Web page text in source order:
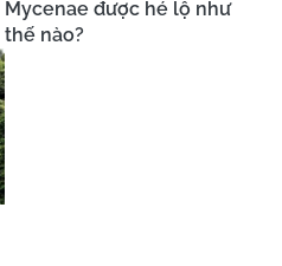
Mycenae được hé lộ như
thế nào?